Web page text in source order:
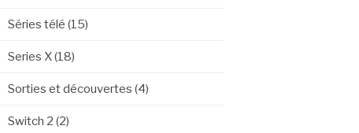
Séries télé (15)
Series X(18)
Sorties et découvertes (4)
Switch 2 (2)